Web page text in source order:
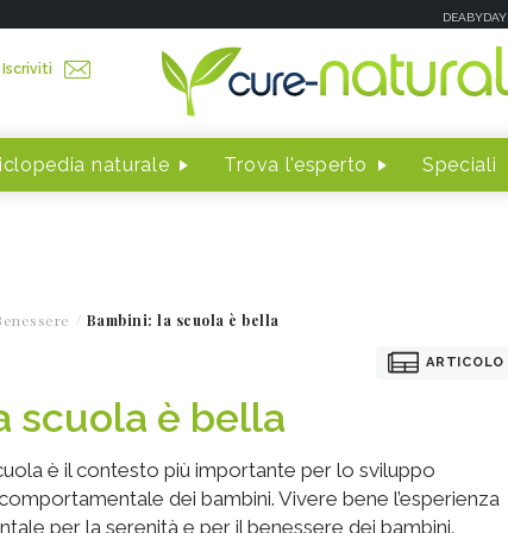
DEABYDAY
Iscriviti
naturale Trova l'esperto Speciali
Bambini: la scuola è bella
ARTICOLO
scuola è bella
è il contesto più importante per lo sviluppo
dei bambini. Vivere bene l’esperienza
per la serenità e per il benessere dei bambini.